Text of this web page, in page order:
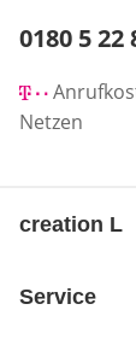
0180 5 22
Netzen
creation L
Service